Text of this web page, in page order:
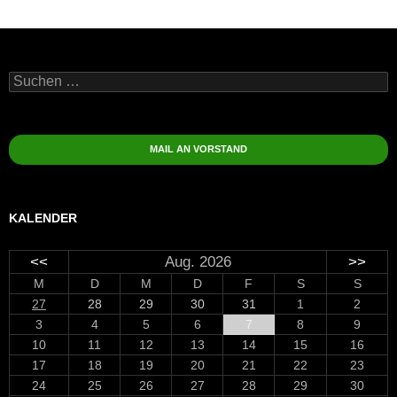
Suchen
nach:
MAIL AN VORSTAND
KALENDER
<< Aug. 2026 >>
M D M D F S
S
27
28 29 30 31 1
2
3
4 5 6 7 8
9
10
11 12 13 14 15
16
17
18 19 20 21 22
23
24
25 26 27 28 29
30